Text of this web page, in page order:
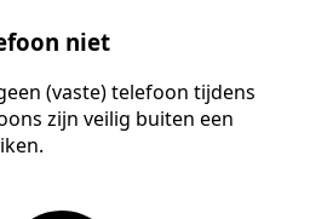
niet
(vaste) telefoon tijdens
zijn veilig buiten een